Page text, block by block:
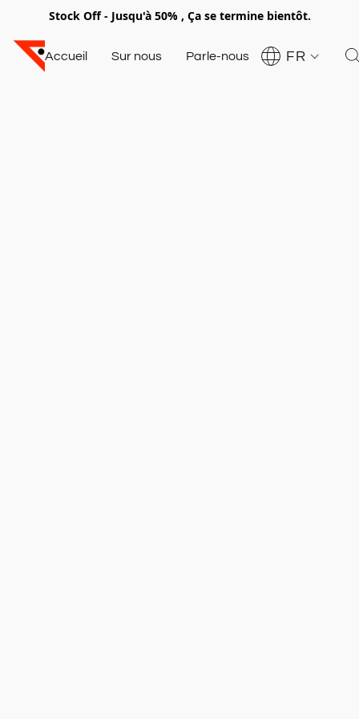
Stock Off - Jusqu'à 50% , Ça se termine bientôt.
Accueil Sur nous Parle-nous FR